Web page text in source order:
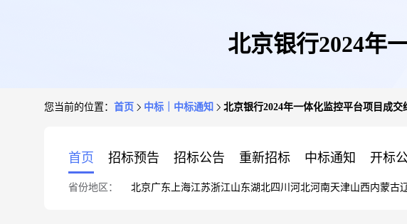
北京银行2024年
您当前的位置： 首页 中标｜中标通知 北京银行2024年一体化监控平台项目成交
首页 招标预告 招标公告 重新招标 中标通知 开标
省份地区： 北京广东 上海江苏浙江山东湖北四川 河北河南天津山西内蒙古